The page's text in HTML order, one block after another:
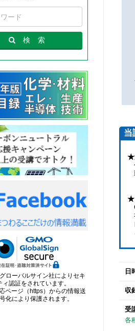
当
★
★
日
収
受
各
検 索
ローバルサイン社によりセキ
ィ認証をされています。
ページ（https）からの情報送
化により保護されます。